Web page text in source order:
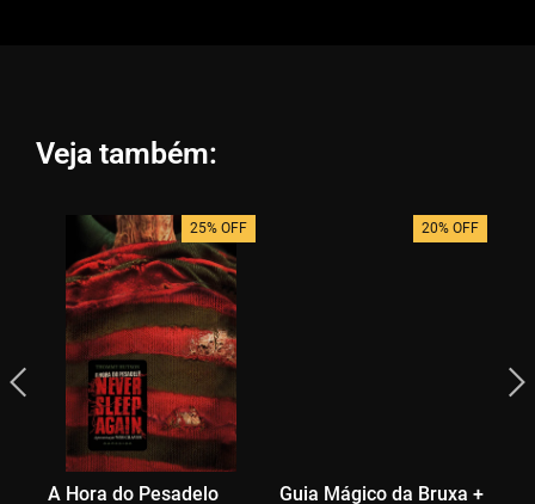
Veja também:
25% OFF
A Hora do Pesadelo
20% OFF
Guia Mágico da Bruxa +